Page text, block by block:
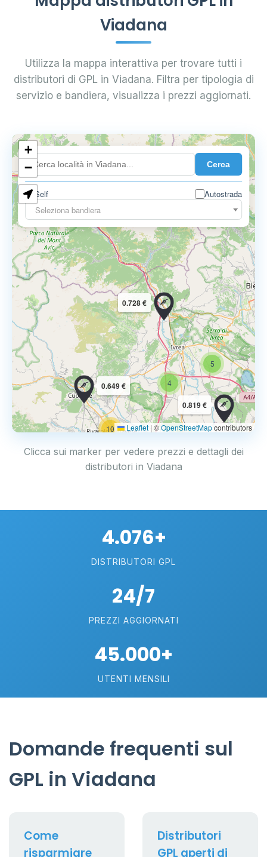
Viadana
Utilizza la mappa interattiva per trovare tutti i
distributori di GPL in Viadana. Filtra per tipologia di
servizio e bandiera, visualizza i prezzi aggiornati.
Cerca
Self
Autostrada
Seleziona bandiera
10
4
5
0.819 €
0.649 €
0.728 €
+
−
Leaflet | ©OpenStreetMapcontributors
Clicca sui marker per vedere prezzi e dettagli dei
distributori in Viadana
4.076+
DISTRIBUTORI GPL
24/7
PREZZI AGGIORNATI
45.000+
UTENTI MENSILI
Domande frequenti sul
GPL in Viadana
Come
risparmiare
Distributori
GPL aperti di